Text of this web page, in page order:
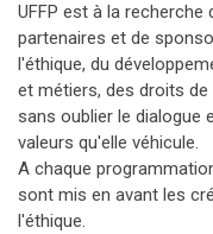
UFFP est à la
partenaires et de
l'éthique, du
et métiers, des droits de
sans oublier le dialogue
valeurs qu'elle véhicule.
A chaque
sont mis en avant les
l'éthique.